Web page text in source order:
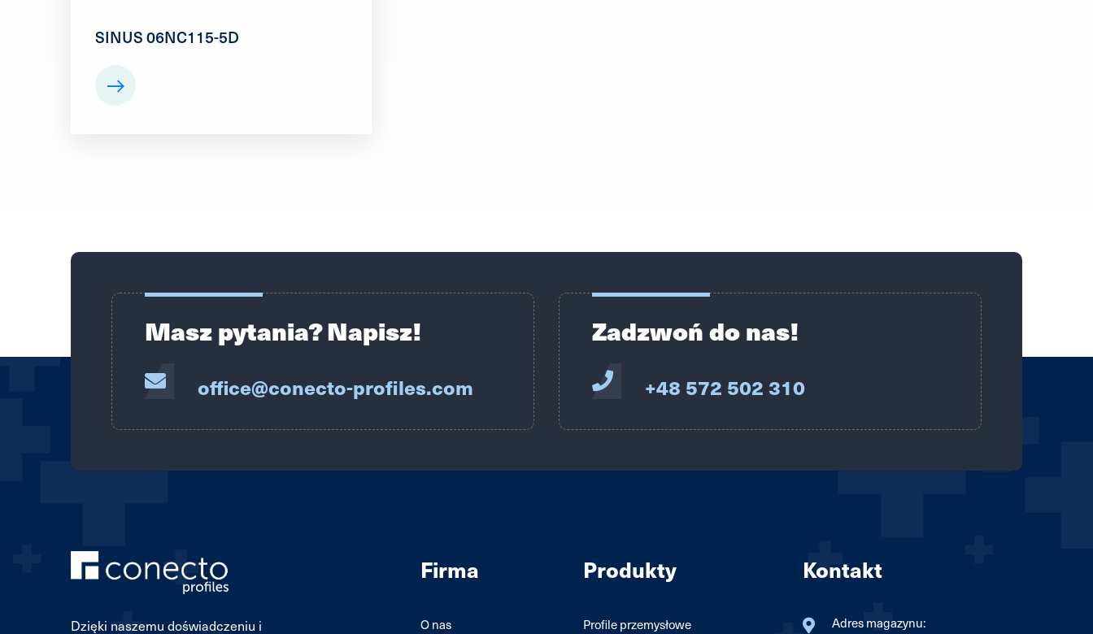
SINUS 06NC115-5D
Masz pytania? Napisz!
office@conecto-profiles.com
Zadzwoń do nas!
+48 572 502 310
Dzięki naszemu doświadczeniu i
Firma
O nas
Produkty
Profile przemysłowe
Kontakt
Adres magazynu: